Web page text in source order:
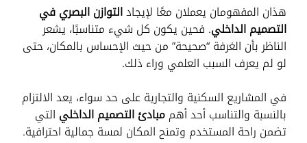
هذان المفهومان يعملان معًا لإيجادالتوازن البصري في
التصميم الداخلي. فحين يكون كل شيء متناسبًا، يشعر
الناظر بأن الغرفة “صحيحة” من حيث الإحساس بالمكان، حتى
لو لم يعرف السبب العلمي وراء ذلك.
في المشاريع السكنية والتجارية على حد سواء، يعد الالتزام
بالنسبة والتناسب أحد أهممبادئ التصميم الداخلي التي
تضمن راحة المستخدم وتمنح المكان لمسة جمالية احترافية.